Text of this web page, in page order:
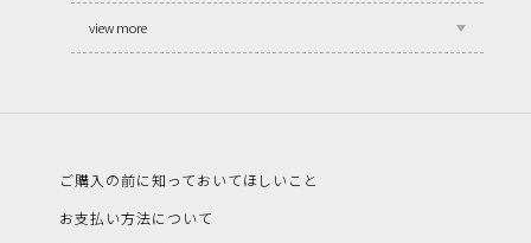
view more
ご購入の前に知っておいてほしいこと
お支払い方法について